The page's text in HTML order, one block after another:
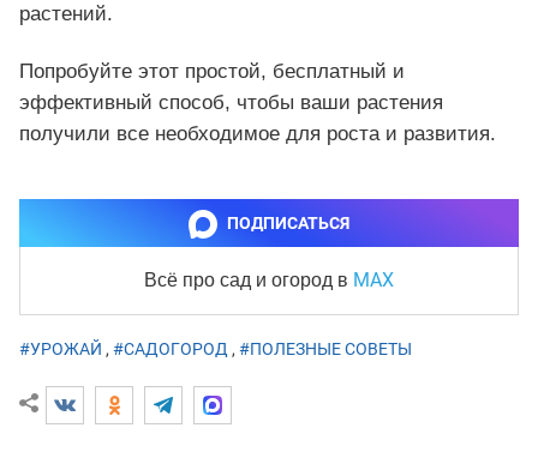
растений.
Попробуйте этот простой, бесплатный и
эффективный способ, чтобы ваши растения
получили все необходимое для роста и развития.
ПОДПИСАТЬСЯ
Всё про сад и огород в MAX
#УРОЖАЙ , #САДОГОРОД , #ПОЛЕЗНЫЕ СОВЕТЫ